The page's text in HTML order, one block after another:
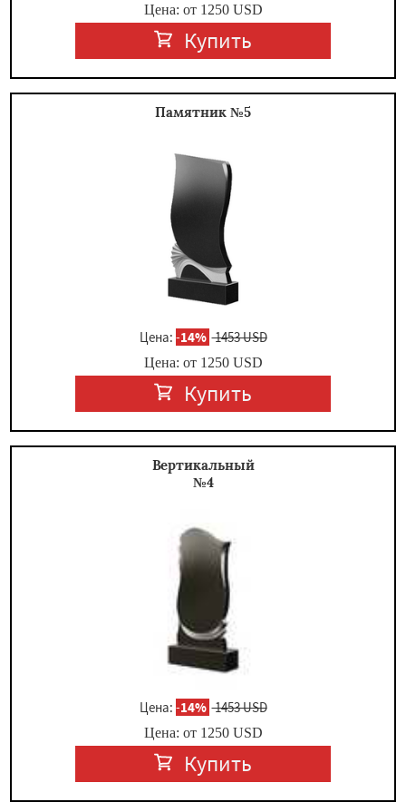
Цена: от 1250USD
Купить
Памятник №5
Цена: -14% 1453 USD
Цена: от 1250USD
Купить
Вертикальный
№4
Цена: -14% 1453 USD
Цена: от 1250USD
Купить